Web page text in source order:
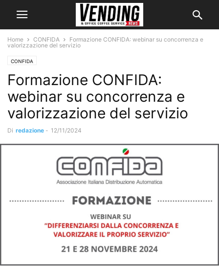
Home CONFIDA
Formazione CONFIDA: webinar su concorrenza e
valorizzazione del servizio
CONFIDA
Formazione CONFIDA:
webinar su concorrenza e
valorizzazione del servizio
Di redazione - 12/11/2024